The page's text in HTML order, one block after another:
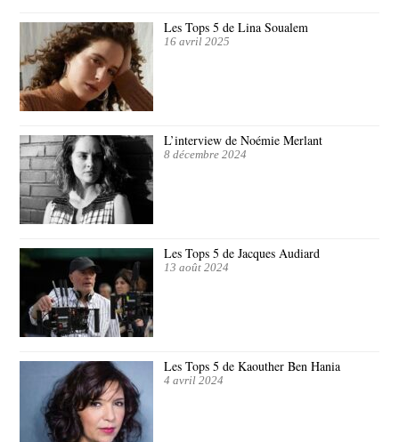
Les Tops 5 de Lina Soualem
16 avril 2025
L’interview de Noémie Merlant
8 décembre 2024
Les Tops 5 de Jacques Audiard
13 août 2024
Les Tops 5 de Kaouther Ben Hania
4 avril 2024